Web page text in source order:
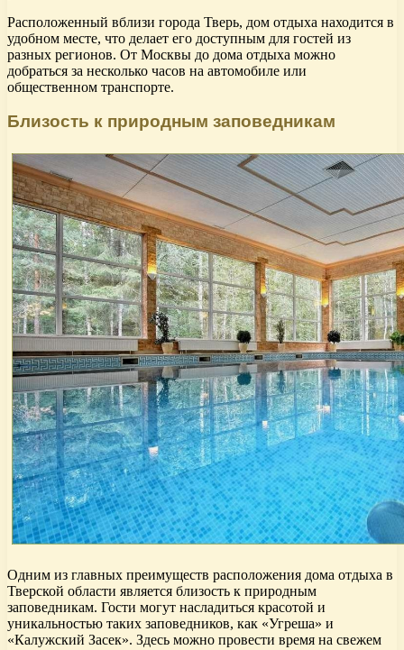
Расположенный вблизи города Тверь, дом отдыха находится в
удобном месте, что делает его доступным для гостей из
разных регионов. От Москвы до дома отдыха можно
добраться за несколько часов на автомобиле или
общественном транспорте.
Близость к природным заповедникам
Одним из главных преимуществ расположения дома отдыха в
Тверской области является близость к природным
заповедникам. Гости могут насладиться красотой и
уникальностью таких заповедников, как «Угреша» и
«Калужский Засек». Здесь можно провести время на свежем